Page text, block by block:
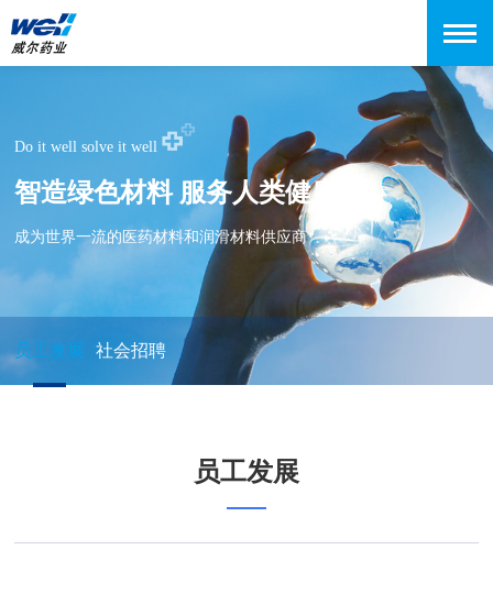
Do it well solve it well
智造绿色材料 服务人类健康
成为世界一流的医药材料和润滑材料供应商
员工发展 社会招聘
员工发展